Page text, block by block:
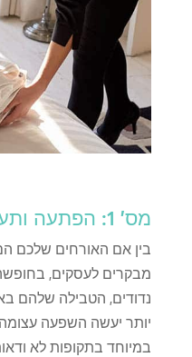
מס' 1: הפתעה ותענוג
בין אם האורחים שלכם
מבקרים לעסקים,
נדודים, הטבילה שלהם
יותר יעשה השפעה
במיוחד בתקופות לא